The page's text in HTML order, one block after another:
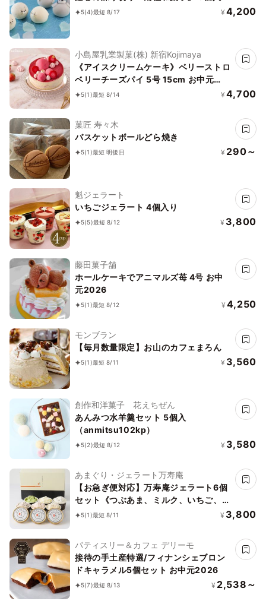
5(4)最短 8/17 ¥ 4,200
小島屋乳業製菓(株) 新宿Kojimaya
《アイスクリームケーキ》ベリーストロ
ベリーチーズパイ 5号 15cm お中元
2026 アイス2026
5(1)最短 8/14 ¥ 4,700
菓匠 寿々木
バスケットボールどら焼き
5(1)最短 明後日 ¥ 290～
魁ジェラート
いちごジェラート 4個入り
5(5)最短 8/12 ¥ 3,800
藤田菓子舗
ホールケーキでアニマルズ苺 4号 お中
元2026
5(1)最短 8/12 ¥ 4,250
モンブラン
【毎月数量限定】お山のカフェまろん
5(1)最短 8/11 ¥ 3,560
創作和洋菓子 花えちぜん
あんみつ水羊羹セット 5個入
（anmitsu102kp）
5(2)最短 8/12 ¥ 3,580
あまぐり・ジェラート万寿庵
【お急ぎ便対応】万寿庵ジェラート6個
セット《つぶあま、ミルク、いちご、抹
茶、チョコチップ、クッキー＆クリーム
5(1)最短 8/11 ¥ 3,800
パティスリー＆カフェ デリーモ
接待の手土産特選/フィナンシェブロン
ドキャラメル5個セット お中元2026
5(7)最短 8/13 ¥ 2,538～